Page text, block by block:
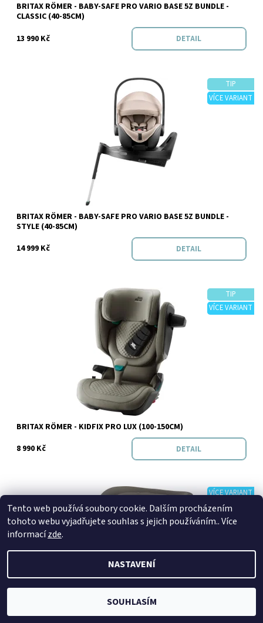
Značka: BRITAX RÖMER
BRITAX RÖMER - BABY-SAFE PRO VARIO BASE 5Z BUNDLE -
CLASSIC (40-85CM)
13 990 Kč
DETAIL
TIP
VÍCE VARIANT
Skladem
Značka: BRITAX RÖMER
BRITAX RÖMER - BABY-SAFE PRO VARIO BASE 5Z BUNDLE -
STYLE (40-85CM)
14 999 Kč
DETAIL
TIP
VÍCE VARIANT
Skladem
BRITAX RÖMER
BRITAX RÖMER - KIDFIX PRO LUX (100-150CM)
8 990 Kč
DETAIL
VÍCE VARIANT
Dostupnost:
Momentálně nedostupné
Značka: BRITAX RÖMER
Tento web používá soubory cookie. Dalším procházením
tohoto webu vyjadřujete souhlas s jejich používáním.. Více
informacízde.
NASTAVENÍ
SOUHLASÍM